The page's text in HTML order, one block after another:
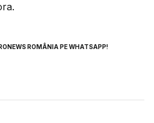
ROMÂNIA PE WHATSAPP!